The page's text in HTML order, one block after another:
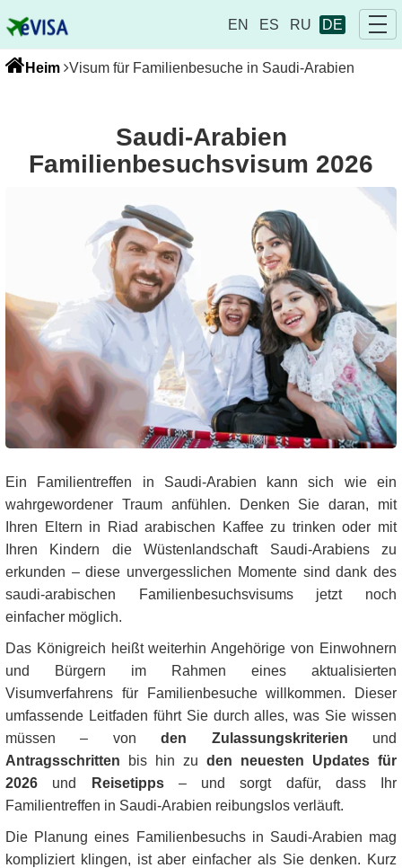
EN ES RU DE
Heim Visum für Familienbesuche in Saudi-Arabien
Saudi-Arabien
Familienbesuchsvisum 2026
Ein Familientreffen in Saudi-Arabien kann sich wie ein
wahrgewordener Traum anfühlen. Denken Sie daran, mit
Ihren Eltern in Riad arabischen Kaffee zu trinken oder mit
Ihren Kindern die Wüstenlandschaft Saudi-Arabiens zu
erkunden – diese unvergesslichen Momente sind dank des
saudi-arabischen Familienbesuchsvisums jetzt noch
einfacher möglich.
Das Königreich heißt weiterhin Angehörige von Einwohnern
und Bürgern im Rahmen eines aktualisierten
Visumverfahrens für Familienbesuche willkommen. Dieser
umfassende Leitfaden führt Sie durch alles, was Sie wissen
müssen – vonden Zulassungskriterien und
Antragsschritten bis hin zu den neuesten Updates für
2026 und Reisetipps– und sorgt dafür, dass Ihr
Familientreffen in Saudi-Arabien reibungslos verläuft.
Die Planung eines Familienbesuchs in Saudi-Arabien mag
kompliziert klingen, ist aber einfacher als Sie denken. Kurz